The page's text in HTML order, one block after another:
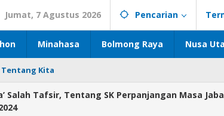
Jumat, 7 Agustus 2026 Pencarian
Minahasa Bolmong Raya Nusa
Tentang Kita
Salah Tafsir, Tentang SK Perpanjangan Masa